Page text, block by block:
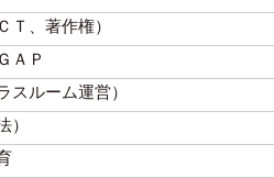
、著作権）
ＡＰ
ルーム運営）
）